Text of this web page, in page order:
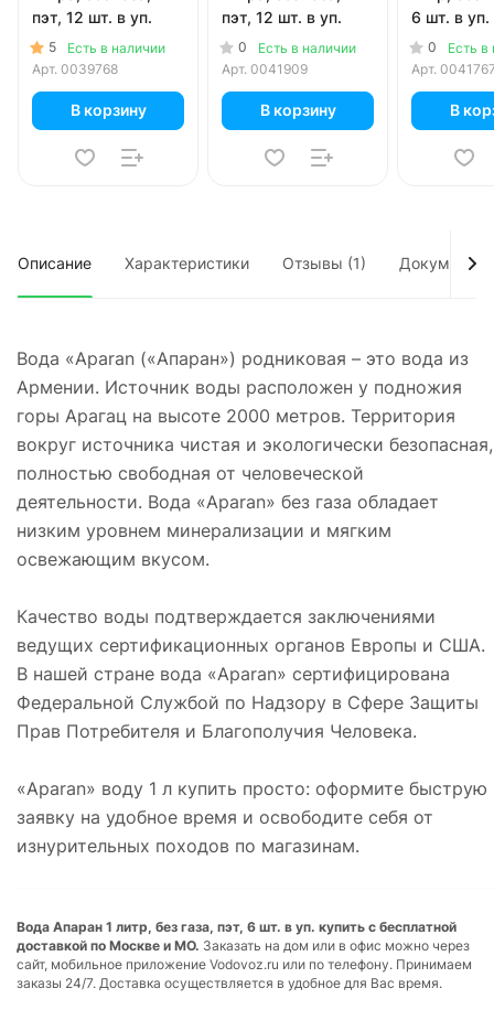
пэт, 12 шт. в уп.
5
Есть в наличии
Арт. 0039768
В корзину
пэт, 12 шт. в уп.
0
Есть в наличии
Арт. 0041909
В корзину
6 шт. в уп.
0
Есть в
Арт.
В
Описание Характеристики Отзывы (1) Документы
Вода «Aparan («Апаран») родниковая – это вода из
Армении. Источник воды расположен у подножия
горы Арагац на высоте 2000 метров. Территория
вокруг источника чистая и экологически безопасная,
полностью свободная от человеческой
деятельности. Вода «Aparan» без газа обладает
низким уровнем минерализации и мягким
освежающим вкусом.
Качество воды подтверждается заключениями
ведущих сертификационных органов Европы и США.
В нашей стране вода «Aparan» сертифицирована
Федеральной Службой по Надзору в Сфере Защиты
Прав Потребителя и Благополучия Человека.
«Aparan» воду 1 л купить просто: оформите быструю
заявку на удобное время и освободите себя от
изнурительных походов по магазинам.
Вода Апаран 1 литр, без газа, пэт, 6 шт. в уп. купить с бесплатной
доставкой по Москве и МО. Заказать на дом или в офис можно через
сайт, мобильное приложение Vodovoz.ru или по телефону. Принимаем
заказы 24/7. Доставка осуществляется в удобное для Вас время.